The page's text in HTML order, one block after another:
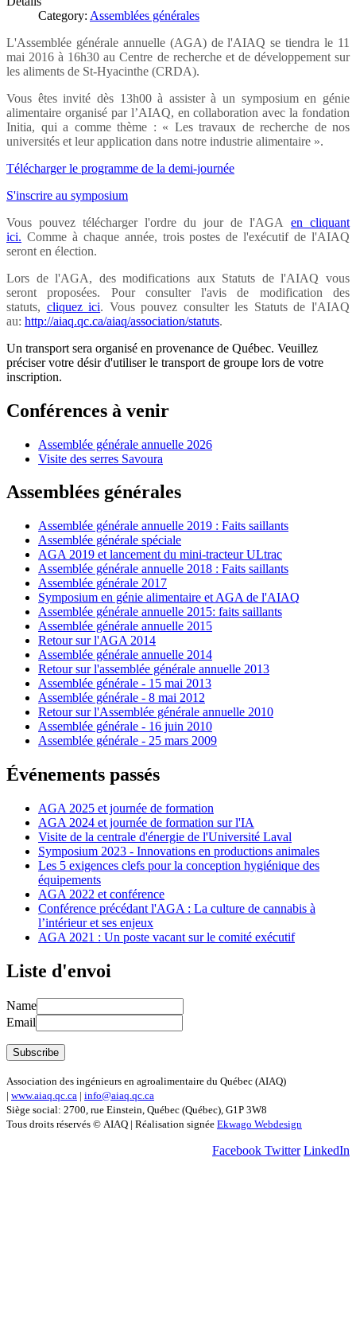
Category: Assemblées générales
L'Assemblée générale annuelle (AGA) de l'AIAQ se tiendra le 11
mai 2016 à 16h30 au Centre de recherche et de développement sur
les aliments de St-Hyacinthe (CRDA).
Vous êtes invité dès 13h00 à assister à un symposium en génie
alimentaire organisé par l’AIAQ, en collaboration avec la fondation
Initia, qui a comme thème : « Les travaux de recherche de nos
universités et leur application dans notre industrie alimentaire ».
Télécharger le programme de la demi-journée
S'inscrire au symposium
Vous pouvez télécharger l'ordre du jour de l'AGA en cliquant
ici. Comme à chaque année, trois postes de l'exécutif de l'AIAQ
seront en élection.
Lors de l'AGA, des modifications aux Statuts de l'AIAQ vous
seront proposées. Pour consulter l'avis de modification des
statuts, cliquez ici. Vous pouvez consulter les Statuts de l'AIAQ
au: http://aiaq.qc.ca/aiaq/association/statuts.
Un transport sera organisé en provenance de Québec. Veuillez
préciser votre désir d'utiliser le transport de groupe lors de votre
inscription.
Conférences à venir
Assemblée générale annuelle 2026
Visite des serres Savoura
Assemblées générales
Assemblée générale annuelle 2019 : Faits saillants
Assemblée générale spéciale
AGA 2019 et lancement du mini-tracteur ULtrac
Assemblée générale annuelle 2018 : Faits saillants
Assemblée générale 2017
Symposium en génie alimentaire et AGA de l'AIAQ
Assemblée générale annuelle 2015: faits saillants
Assemblée générale annuelle 2015
Retour sur l'AGA 2014
Assemblée générale annuelle 2014
Retour sur l'assemblée générale annuelle 2013
Assemblée générale - 15 mai 2013
Assemblée générale - 8 mai 2012
Retour sur l'Assemblée générale annuelle 2010
Assemblée générale - 16 juin 2010
Assemblée générale - 25 mars 2009
Événements passés
AGA 2025 et journée de formation
AGA 2024 et journée de formation sur l'IA
Visite de la centrale d'énergie de l'Université Laval
Symposium 2023 - Innovations en productions animales
Les 5 exigences clefs pour la conception hygiénique des
équipements
AGA 2022 et conférence
Conférence précédant l'AGA : La culture de cannabis à
l’intérieur et ses enjeux
AGA 2021 : Un poste vacant sur le comité exécutif
Liste d'envoi
Name
Email
Association des ingénieurs en agroalimentaire du Québec (AIAQ)
| www.aiaq.qc.ca | info@aiaq.qc.ca
Siège social: 2700, rue Einstein, Québec (Québec), G1P 3W8
Tous droits réservés © AIAQ | Réalisation signée Ekwago Webdesign
Facebook Twitter LinkedIn